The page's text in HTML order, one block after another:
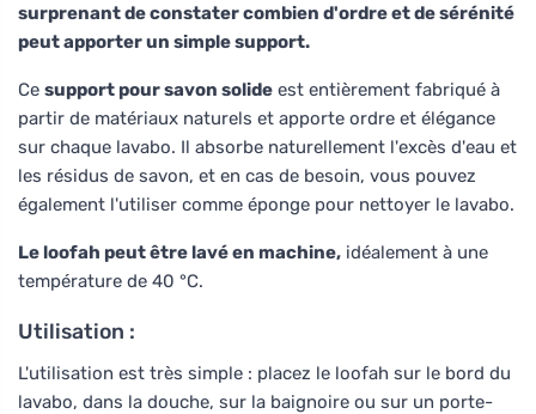
surprenant de constater combien d'ordre et de sérénité
peut apporter un simple support.
Ce support pour savon solide est entièrement fabriqué à
partir de matériaux naturels et apporte ordre et élégance
sur chaque lavabo. Il absorbe naturellement l'excès d'eau et
les résidus de savon, et en cas de besoin, vous pouvez
également l'utiliser comme éponge pour nettoyer le lavabo.
Le loofah peut être lavé en machine, idéalement à une
température de 40 °C.
Utilisation :
L'utilisation est très simple : placez le loofah sur le bord du
lavabo, dans la douche, sur la baignoire ou sur un porte-